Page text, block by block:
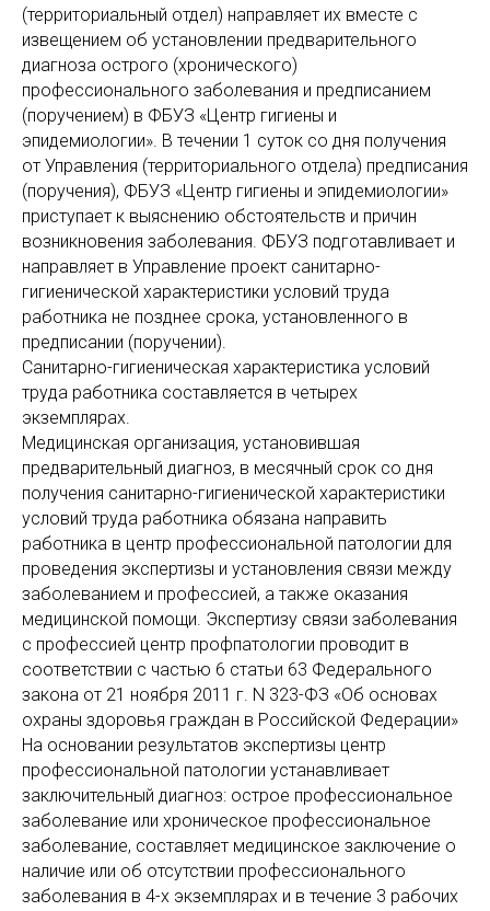
(территориальный отдел) направляет их вместе с
извещением об установлении предварительного
диагноза острого (хронического)
профессионального заболевания и предписанием
(поручением) в ФБУЗ «Центр гигиены и
эпидемиологии». В течении 1 суток со дня получения
от Управления (территориального отдела) предписания
(поручения), ФБУЗ «Центр гигиены и эпидемиологии»
приступает к выяснению обстоятельств и причин
возникновения заболевания. ФБУЗ подготавливает и
направляет в Управление проект санитарно-
гигиенической характеристики условий труда
работника не позднее срока, установленного в
предписании (поручении).
Санитарно-гигиеническая характеристика условий
труда работника составляется в четырех
экземплярах.
Медицинская организация, установившая
предварительный диагноз, в месячный срок со дня
получения санитарно-гигиенической характеристики
условий труда работника обязана направить
работника в центр профессиональной патологии для
проведения экспертизы и установления связи между
заболеванием и профессией, а также оказания
медицинской помощи. Экспертизу связи заболевания
с профессией центр профпатологии проводит в
соответствии с частью 6 статьи 63 Федерального
закона от 21 ноября 2011 г. N 323-ФЗ «Об основах
охраны здоровья граждан в Российской Федерации»
На основании результатов экспертизы центр
профессиональной патологии устанавливает
заключительный диагноз: острое профессиональное
заболевание или хроническое профессиональное
заболевание, составляет медицинское заключение о
наличие или об отсутствии профессионального
заболевания в 4-х экземплярах и в течение 3 рабочих